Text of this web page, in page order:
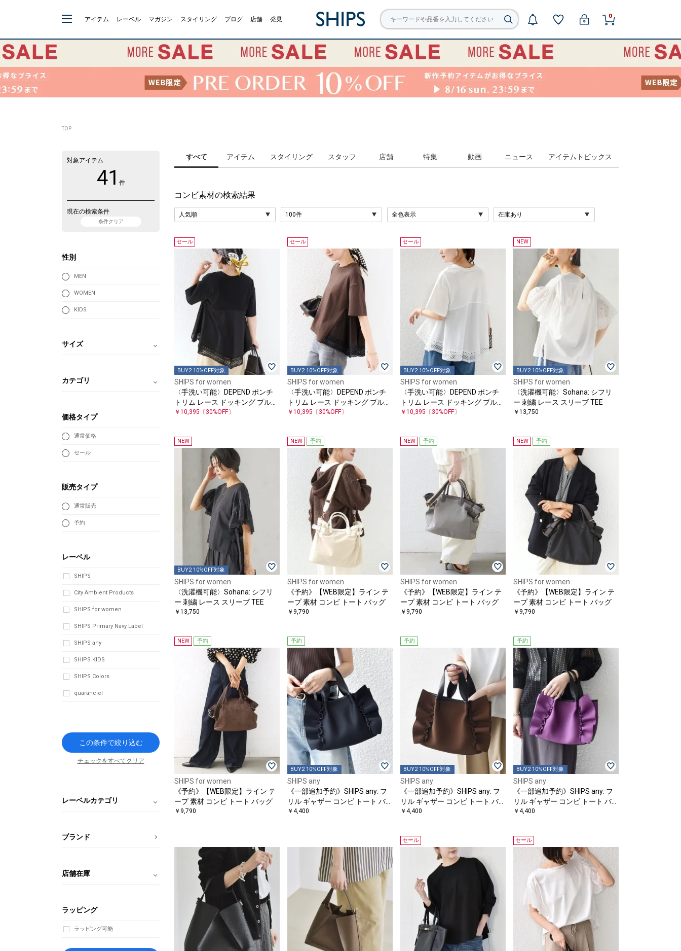
アイテム レーベル マガジン スタイリング ブログ 店舗 発見 0
TOP
すべて アイテム スタイリング スタッフ 店舗 特集 動画 ニュース アイテムトピックス
コンビ素材の検索結果
セール
BUY2 10%OFF対象
SHIPS for women
〈手洗い可能〉DEPEND ポンチ
トリム レース ドッキング プルオ
ーバー
￥10,395 〔30%OFF〕
セール
BUY2 10%OFF対象
SHIPS for women
〈手洗い可能〉DEPEND ポンチ
トリム レース ドッキング プルオ
ーバー
￥10,395 〔30%OFF〕
セール
BUY2 10%OFF対象
SHIPS for women
〈手洗い可能〉DEPEND ポンチ
トリム レース ドッキング プルオ
ーバー
￥10,395 〔30%OFF〕
NEW
BUY2 10%OFF対象
SHIPS for women
〈洗濯機可能〉Sohana: シフリ
ー 刺繍 レース スリーブ TEE
￥13,750
NEW
BUY2 10%OFF対象
SHIPS for women
〈洗濯機可能〉Sohana: シフリ
ー 刺繍 レース スリーブ TEE
￥13,750
NEW 予約
SHIPS for women
《予約》【WEB限定】ライン テ
ープ 素材 コンビ トート バッグ
￥9,790
NEW 予約
SHIPS for women
《予約》【WEB限定】ライン テ
ープ 素材 コンビ トート バッグ
￥9,790
NEW 予約
SHIPS for women
《予約》【WEB限定】ライン テ
ープ 素材 コンビ トート バッグ
￥9,790
NEW 予約
SHIPS for women
《予約》【WEB限定】ライン テ
ープ 素材 コンビ トート バッグ
￥9,790
予約
BUY2 10%OFF対象
SHIPS any
《一部追加予約》SHIPS any: フ
リル ギャザー コンビ トート バッ
グ
￥4,400
予約
BUY2 10%OFF対象
SHIPS any
《一部追加予約》SHIPS any: フ
リル ギャザー コンビ トート バッ
グ
￥4,400
予約
BUY2 10%OFF対象
SHIPS any
《一部追加予約》SHIPS any: フ
リル ギャザー コンビ トート バッ
グ
￥4,400
セール セール
対象アイテム
41 件
現在の検索条件
条件クリア
性別
MEN
WOMEN
KIDS
サイズ
カテゴリ
価格タイプ
通常価格
セール
販売タイプ
通常販売
予約
レーベル
SHIPS
City Ambient Products
SHIPS for women
SHIPS Primary Navy Label
SHIPS any
SHIPS KIDS
SHIPS Colors
quaranciel
この条件で絞り込む
チェックをすべてクリア
レーベルカテゴリ
ブランド
店舗在庫
ラッピング
ラッピング可能